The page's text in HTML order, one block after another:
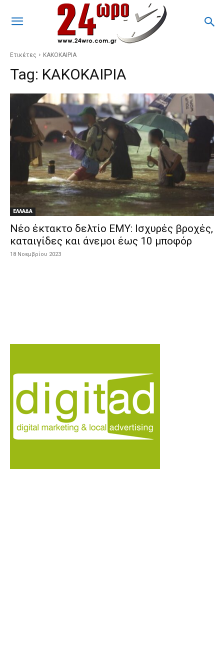
Ετικέτες ΚΑΚΟΚΑΙΡΙΑ
Tag: ΚΑΚΟΚΑΙΡΙΑ
ΕΛΛΑΔΑ
Νέο έκτακτο δελτίο ΕΜΥ: Ισχυρές βροχές,
καταιγίδες και άνεμοι έως 10 μποφόρ
18 Νοεμβρίου 2023